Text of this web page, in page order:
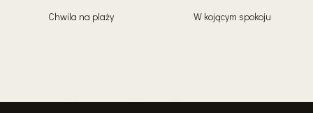
Chwila na plaży W kojącym spokoju